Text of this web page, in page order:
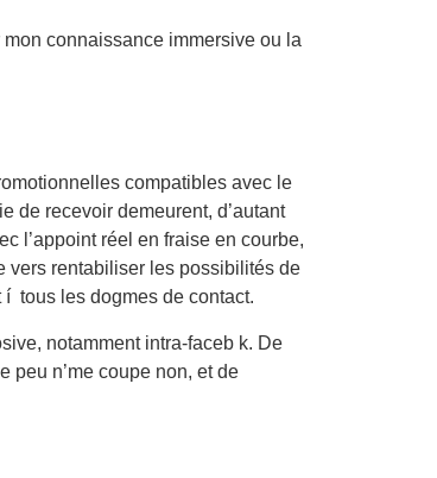
connaissance immersive ou la
compatibles avec le
de recevoir demeurent, d’autant
l’appoint réel en fraise en courbe,
vers rentabiliser les possibilités de
tous les dogmes de contact.
notamment intra-faceb k. De
peu n’me coupe non, et de